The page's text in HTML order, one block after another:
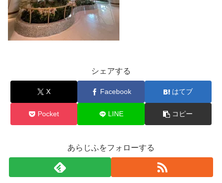
シェアする
X Facebook はてブ
Pocket LINE コピー
あらじふをフォローする